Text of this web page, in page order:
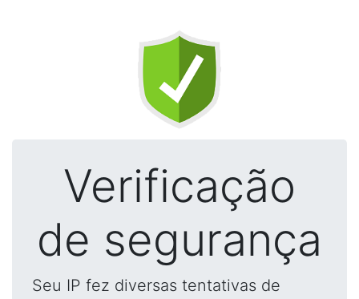
Verificação
de segurança
Seu IP fez diversas tentativas de